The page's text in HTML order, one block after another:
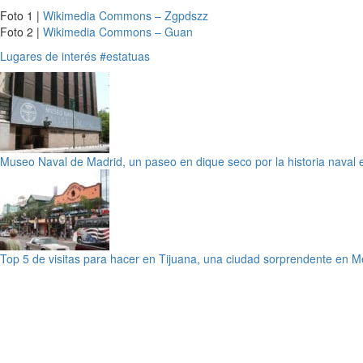
Foto 1 | Wikimedia Commons – Zgpdszz
Foto 2 | Wikimedia Commons – Guan
Lugares de interés #estatuas
Museo Naval de Madrid, un paseo en dique seco por la historia naval
Top 5 de visitas para hacer en Tijuana, una ciudad sorprendente en